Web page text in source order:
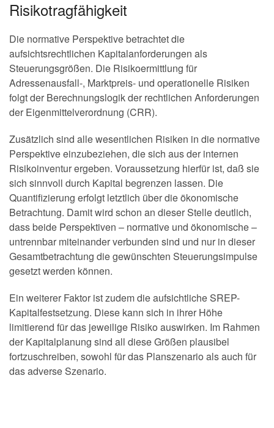
Risikotragfähigkeit
Die normative Perspektive betrachtet die
aufsichtsrechtlichen Kapitalanforderungen als
Steuerungsgrößen. Die Risikoermittlung für
Adressenausfall-, Marktpreis- und operationelle Risiken
folgt der Berechnungslogik der rechtlichen Anforderungen
der Eigenmittelverordnung (CRR).
Zusätzlich sind alle wesentlichen Risiken in die normative
Perspektive einzubeziehen, die sich aus der internen
Risikoinventur ergeben. Voraussetzung hierfür ist, daß sie
sich sinnvoll durch Kapital begrenzen lassen. Die
Quantifizierung erfolgt letztlich über die ökonomische
Betrachtung. Damit wird schon an dieser Stelle deutlich,
dass beide Perspektiven – normative und ökonomische –
untrennbar miteinander verbunden sind und nur in dieser
Gesamtbetrachtung die gewünschten Steuerungsimpulse
gesetzt werden können.
Ein weiterer Faktor ist zudem die aufsichtliche SREP-
Kapitalfestsetzung. Diese kann sich in ihrer Höhe
limitierend für das jeweilige Risiko auswirken. Im Rahmen
der Kapitalplanung sind all diese Größen plausibel
fortzuschreiben, sowohl für das Planszenario als auch für
das adverse Szenario.